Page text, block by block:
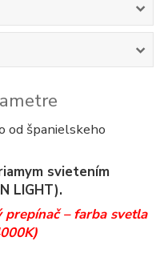
od španielskeho
svietením
LIGHT).
– farba svetla